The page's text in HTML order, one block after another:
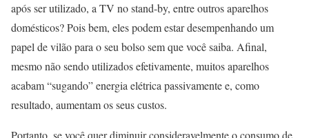
após ser utilizado, a TV no stand-by, entre outros aparelhos
domésticos? Pois bem, eles podem estar desempenhando um
papel de vilão para o seu bolso sem que você saiba. Afinal,
mesmo não sendo utilizados efetivamente, muitos aparelhos
acabam “sugando” energia elétrica passivamente e, como
resultado, aumentam os seus custos.
Portanto, se você quer diminuir consideravelmente o consumo de